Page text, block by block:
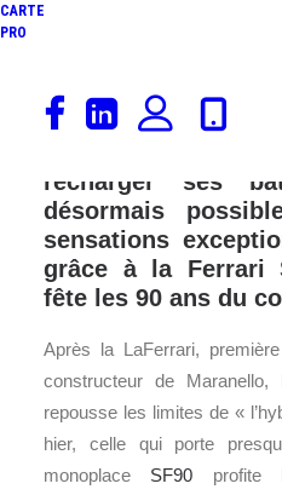
CARTE
PRO
Imaginez-vous
Ferrari puis, en
recharger ses
désormais
sensations
grâce à la Ferrari
fête les 90 ans du
Après la LaFerrari, première
constructeur de Maranello,
repousse les limites de «
hier, celle qui porte
monoplace SF90 profite